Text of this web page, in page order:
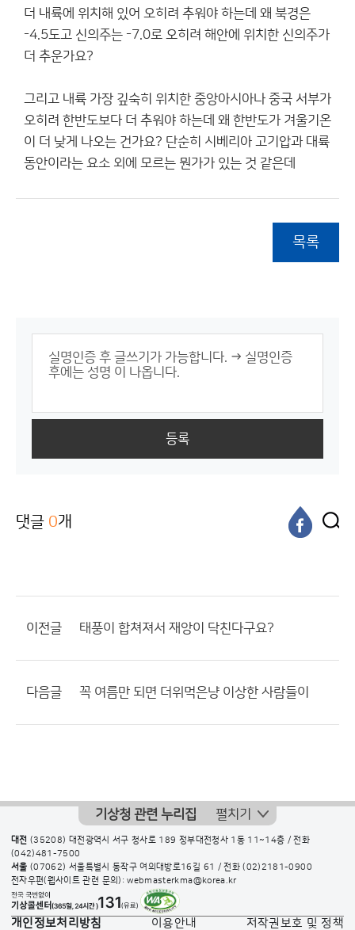
더 내륙에 위치해 있어 오히려 추워야 하는데 왜 북경은
-4.5도고 신의주는 -7.0로 오히려 해안에 위치한 신의주가
더 추운가요?
그리고 내륙 가장 깊숙히 위치한 중앙아시아나 중국 서부가
오히려 한반도보다 더 추워야 하는데 왜 한반도가 겨울기온
이 더 낮게 나오는 건가요? 단순히 시베리아 고기압과 대륙
동안이라는 요소 외에 모르는 뭔가가 있는 것 같은데
목록
등록
댓글 0개
이전글 태풍이 합쳐져서 재앙이 닥친다구요?
다음글 꼭 여름만 되면 더위먹은냥 이상한 사람들이
기상청 관련 누리집 펼치기
대전 (35208) 대전광역시 서구 청사로 189 정부대전청사 1동 11~14층 / 전화
(042)481-7500
서울 (07062) 서울특별시 동작구 여의대방로16길 61 / 전화(02)2181-0900
전자우편(웹사이트 관련 문의): webmasterkma@korea.kr
개인정보처리방침 이용안내 저작권보호 및 정책